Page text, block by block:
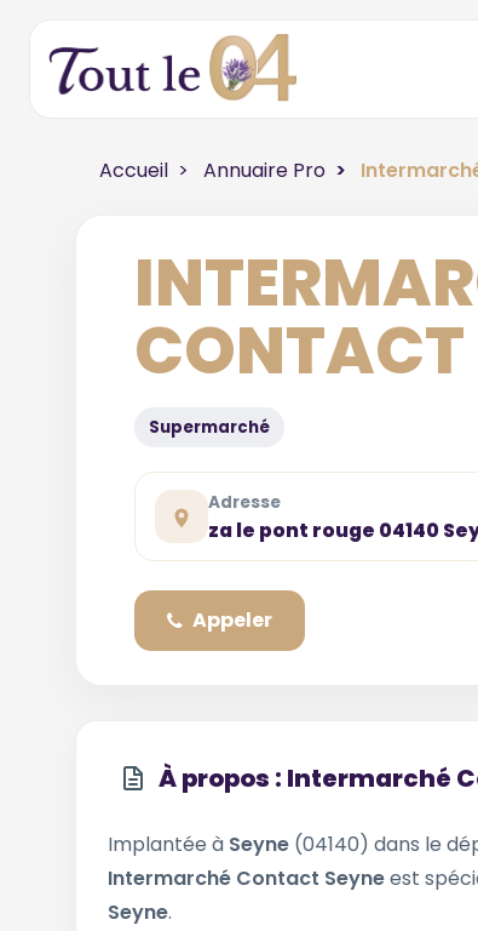
Accueil Annuaire Pro
CONTACT
Supermarché
Adresse
za le pont rouge 04140
Appeler
À propos : Intermarché
Implantée à Seyne (04140) dans le
Intermarché Contact Seyneest
Seyne.